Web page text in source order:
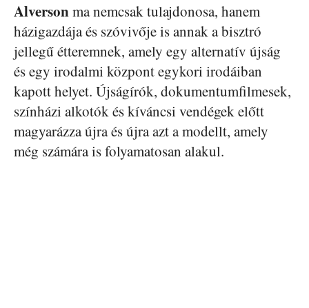
Alversonma nemcsak tulajdonosa, hanem
házigazdája és szóvivője is annak a bisztró
jellegű étteremnek, amely egy alternatív újság
és egy irodalmi központ egykori irodáiban
kapott helyet. Újságírók, dokumentumfilmesek,
színházi alkotók és kíváncsi vendégek előtt
magyarázza újra és újra azt a modellt, amely
még számára is folyamatosan alakul.